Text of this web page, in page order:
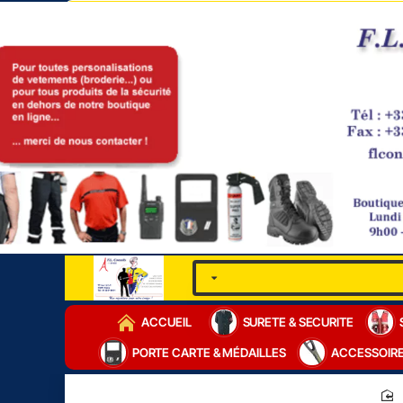
ACCUEIL SURETE & SECURITE
PORTE CARTE & MÉDAILLES